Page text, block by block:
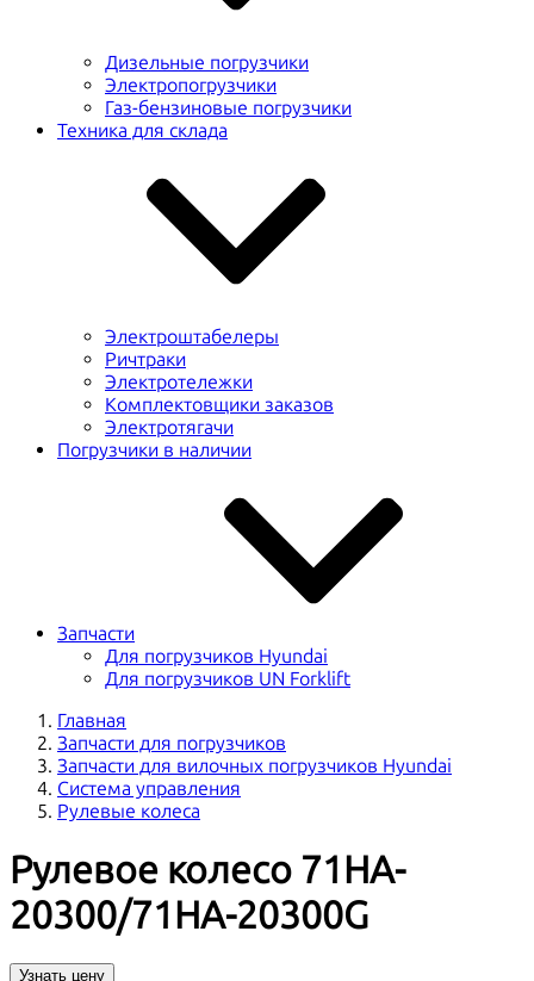
Дизельные погрузчики
Электропогрузчики
Газ-бензиновые погрузчики
Техника для склада
Электроштабелеры
Ричтраки
Электротележки
Комплектовщики заказов
Электротягачи
Погрузчики в наличии
Запчасти
Для погрузчиков Hyundai
Для погрузчиков UN Forklift
Главная
Запчасти для погрузчиков
Запчасти для вилочных погрузчиков Hyundai
Система управления
Рулевые колеса
Рулевое колесо 71HA-
20300/71HA-20300G
Узнать цену